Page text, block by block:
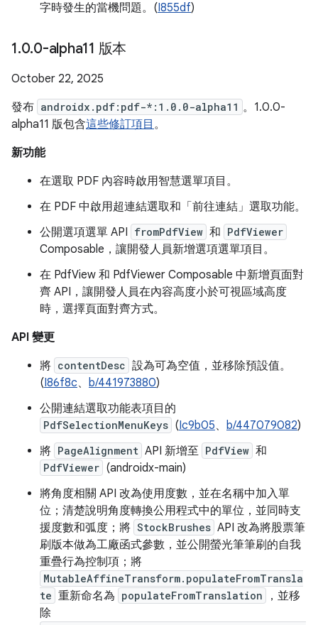
字時發生的當機問題。(I855df)
1.0.0-alpha11 版本
October 22, 2025
發布 androidx.pdf:pdf-*:1.0.0-alpha11 。1.0.0-
alpha11 版包含這些修訂項目 。
新功能
在選取 PDF 內容時啟用智慧選單項目。
在 PDF 中啟用超連結選取和「前往連結」選取功能。
公開選項選單 API fromPdfView 和 PdfViewer
Composable，讓開發人員新增選項選單項目。
在 PdfView 和 PdfViewer Composable 中新增頁面對
齊 API，讓開發人員在內容高度小於可視區域高度
時，選擇頁面對齊方式。
API 變更
將 contentDesc 設為可為空值，並移除預設值。
(I86f8c、 b/441973880)
公開連結選取功能表項目的
PdfSelectionMenuKeys (Ic9b05、 b/447079082)
將 PageAlignment API 新增至 PdfView 和
PdfViewer (androidx-main)
將角度相關 API 改為使用度數，並在名稱中加入單
位；清楚說明角度轉換公用程式中的單位，並同時支
援度數和弧度；將 StockBrushes API 改為將股票筆
刷版本做為工廠函式參數，並公開螢光筆筆刷的自我
重疊行為控制項；將
MutableAffineTransform.populateFromTransla
te 重新命名為 populateFromTranslation
，並移
除